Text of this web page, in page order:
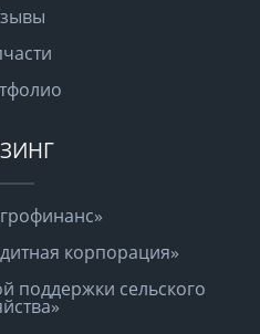
корпорация»
поддержки сельского